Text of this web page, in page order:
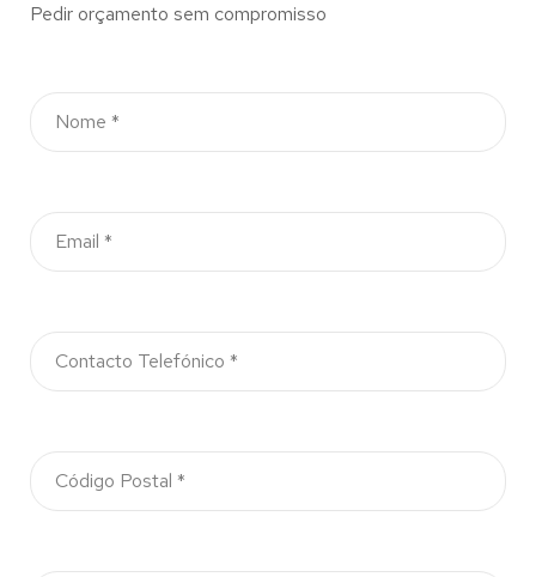
Pedir orçamento sem compromisso